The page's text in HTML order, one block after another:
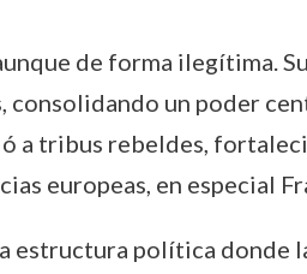
de forma ilegítima.
consolidando un poder
a tribus rebeldes,
europeas, en especial
estructura política donde